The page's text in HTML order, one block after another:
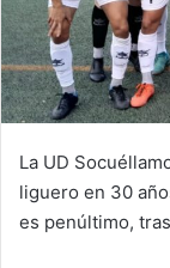
La UD
liguero en 30
es penúltimo,